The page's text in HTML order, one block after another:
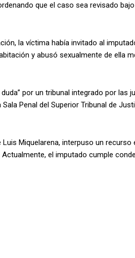
que el caso sea revisado
la víctima había invitado al
y abusó sexualmente de ella
por un tribunal integrado por las
Penal del Superior Tribunal de
Miquelarena, interpuso un
el imputado cumple